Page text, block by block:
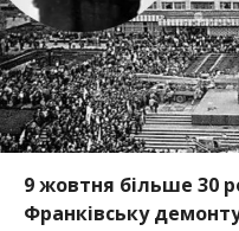
9 жовтня більше 30
Франківську